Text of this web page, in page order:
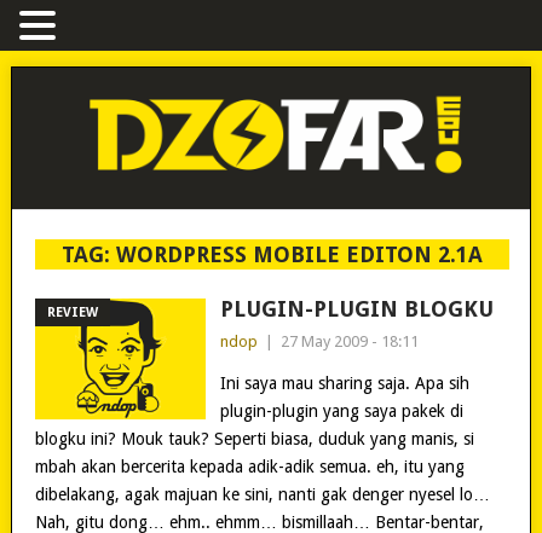
TAG: WORDPRESS MOBILE EDITON 2.1A
REVIEW PLUGIN-PLUGIN BLOGKU
ndop 27 May 2009 - 18:11
Ini saya mau sharing saja. Apa sih
plugin-plugin yang saya pakek di
blogku ini? Mouk tauk? Seperti biasa, duduk yang manis, si
mbah akan bercerita kepada adik-adik semua. eh, itu yang
dibelakang, agak majuan ke sini, nanti gak denger nyesel lo…
Nah, gitu dong… ehm.. ehmm… bismillaah… Bentar-bentar,